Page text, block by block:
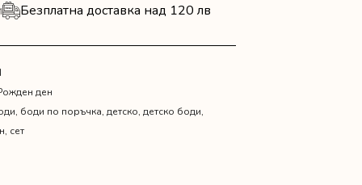
Безплатна доставка над 120 лв
ден
, боди по поръчка, детско, детско боди,
, сет